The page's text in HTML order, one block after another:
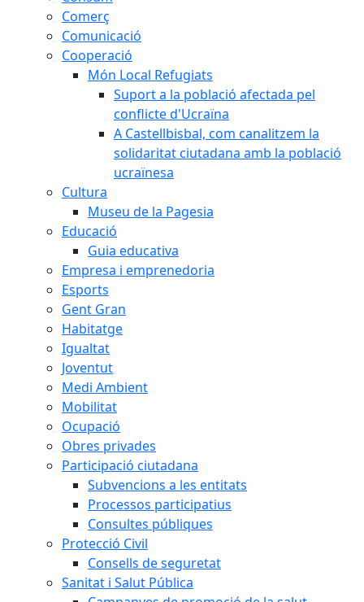
Comerç
Comunicació
Cooperació
Món Local Refugiats
Suport a la població afectada pel
conflicte d'Ucraïna
A Castellbisbal, com canalitzem la
solidaritat ciutadana amb la població
ucraïnesa
Cultura
Museu de la Pagesia
Educació
Guia educativa
Empresa i emprenedoria
Esports
Gent Gran
Habitatge
Igualtat
Joventut
Medi Ambient
Mobilitat
Ocupació
Obres privades
Participació ciutadana
Subvencions a les entitats
Processos participatius
Consultes públiques
Protecció Civil
Consells de seguretat
Sanitat i Salut Pública